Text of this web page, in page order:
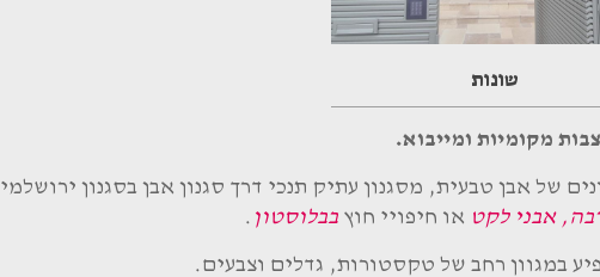
שונות
מקומיות ומייבוא.
של אבן טבעית, מסגנון עתיק תנכי דרך סגנון אבן בסגנון ירושלמי
אבני לקט או חיפויי חוץ בבלוסטון .
במגוון רחב של טקסטורות, גדלים וצבעים.